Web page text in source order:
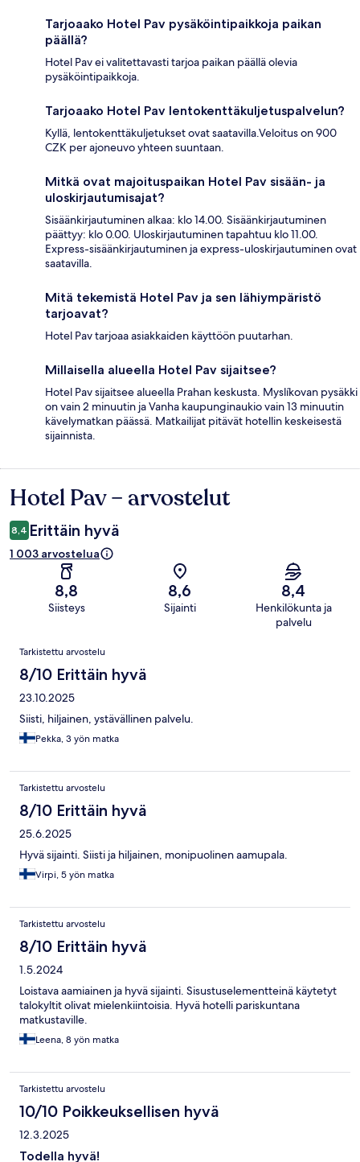
Tarjoaako Hotel Pav pysäköintipaikkoja paikan
päällä?
Hotel Pav ei valitettavasti tarjoa paikan päällä olevia
pysäköintipaikkoja.
Tarjoaako Hotel Pav lentokenttäkuljetuspalvelun?
Kyllä, lentokenttäkuljetukset ovat saatavilla.Veloitus on 900
CZK per ajoneuvo yhteen suuntaan.
Mitkä ovat majoituspaikan Hotel Pav sisään- ja
uloskirjautumisajat?
Sisäänkirjautuminen alkaa: klo 14.00. Sisäänkirjautuminen
päättyy: klo 0.00. Uloskirjautuminen tapahtuu klo 11.00.
Express-sisäänkirjautuminen ja express-uloskirjautuminen ovat
saatavilla.
Mitä tekemistä Hotel Pav ja sen lähiympäristö
tarjoavat?
Hotel Pav tarjoaa asiakkaiden käyttöön puutarhan.
Millaisella alueella Hotel Pav sijaitsee?
Hotel Pav sijaitsee alueella Prahan keskusta. Myslíkovan pysäkki
on vain 2 minuutin ja Vanha kaupunginaukio vain 13 minuutin
kävelymatkan päässä. Matkailijat pitävät hotellin keskeisestä
sijainnista.
Arvostelut
Hotel Pav – arvostelut
8,4 Erittäin hyvä
1 003 arvostelua
8,8
Siisteys
8,6
Sijainti
8,4
Henkilökunta ja
palvelu
Arvostelut
Tarkistettu arvostelu
8/10 Erittäin hyvä
23.10.2025
Siisti, hiljainen, ystävällinen palvelu.
Pekka, 3 yön matka
Tarkistettu arvostelu
8/10 Erittäin hyvä
25.6.2025
Hyvä sijainti. Siisti ja hiljainen, monipuolinen aamupala.
Virpi, 5 yön matka
Tarkistettu arvostelu
8/10 Erittäin hyvä
1.5.2024
Loistava aamiainen ja hyvä sijainti. Sisustuselementteinä käytetyt
talokyltit olivat mielenkiintoisia. Hyvä hotelli pariskuntana
matkustaville.
Leena, 8 yön matka
Tarkistettu arvostelu
10/10 Poikkeuksellisen hyvä
12.3.2025
Todella hyvä!